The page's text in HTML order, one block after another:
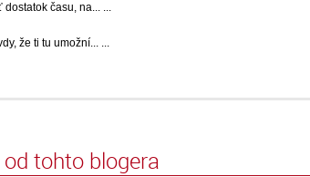
dostatok času, na... ...
že ti tu umožní... ...
tohto blogera